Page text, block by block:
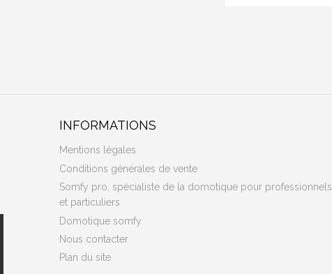
INFORMATIONS
Mentions légales
Conditions générales de vente
Somfy pro, spécialiste de la domotique pour professionnels
et particuliers
Domotique somfy
Nous contacter
Plan du site